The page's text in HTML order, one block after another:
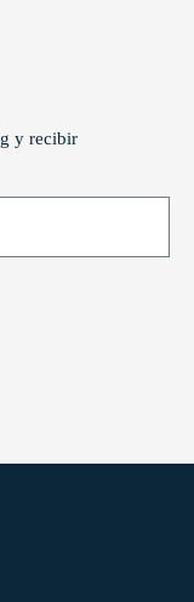
y recibir